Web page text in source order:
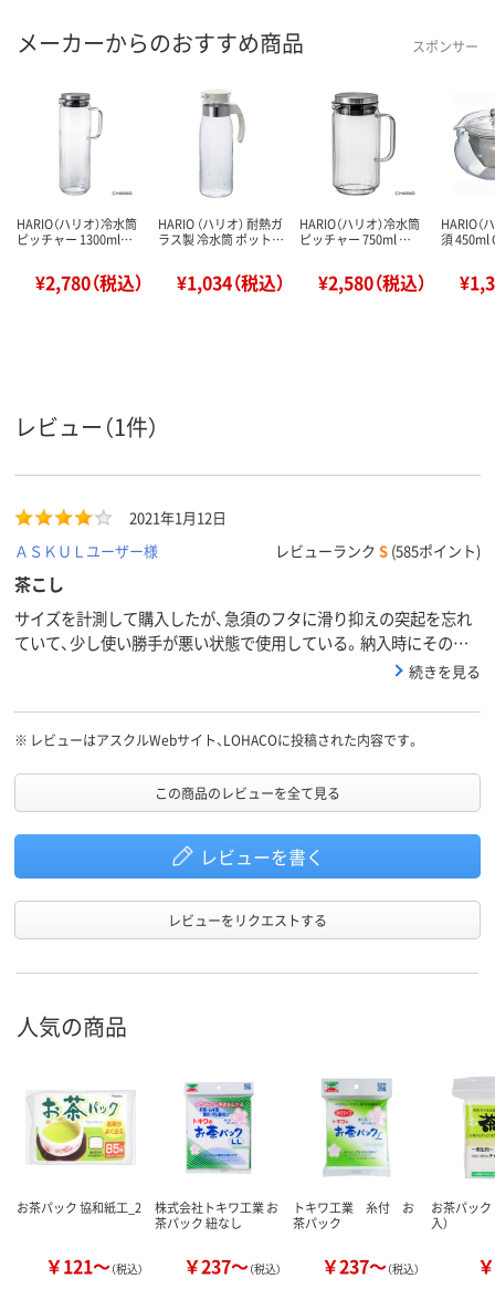
メーカーからのおすすめ商品 スポンサー
HARIO（ハリオ）冷水筒
ピッチャー 1300ml…
¥2,780（税込）
HARIO （ハリオ） 耐熱ガ
ラス製 冷水筒 ポット…
¥1,034（税込）
HARIO（ハリオ）冷水筒
ピッチャー 750ml …
¥2,580（税込）
HARIO（
須 450ml
レビュー（1件）
2021年1月12日
ＡＳＫＵＬユーザー様
レビューランク S (585ポイント)
茶こし
サイズを計測して購入したが、急須のフタに滑り抑えの突起を忘れ
ていて、少し使い勝手が悪い状態で使用している。納入時にその点
続きを見る
※ レビューはアスクルWebサイト、LOHACOに投稿された内容です。
この商品のレビューを全て見る
レビューを書く
レビューをリクエストする
人気の商品
お茶パック 協和紙工_2
￥121～（税込）
株式会社トキワ工業 お
茶パック 紐なし
￥237～（税込）
トキワ工業 糸付 お
茶パック
￥237～（税込）
お茶パック
入）